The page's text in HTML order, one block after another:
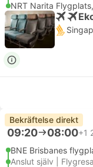
NRT Narita
Bekräftelse direkt
09:20 08:00+1
BNE Brisbanes
Anslut själv |